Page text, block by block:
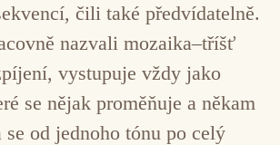
čili také předvídatelně.
nazvali mozaika–tříšť
vystupuje vždy jako
se nějak proměňuje a někam
se od jednoho tónu po celý